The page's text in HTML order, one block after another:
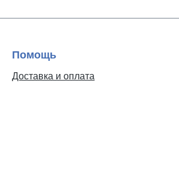
Помощь
Доставка и оплата